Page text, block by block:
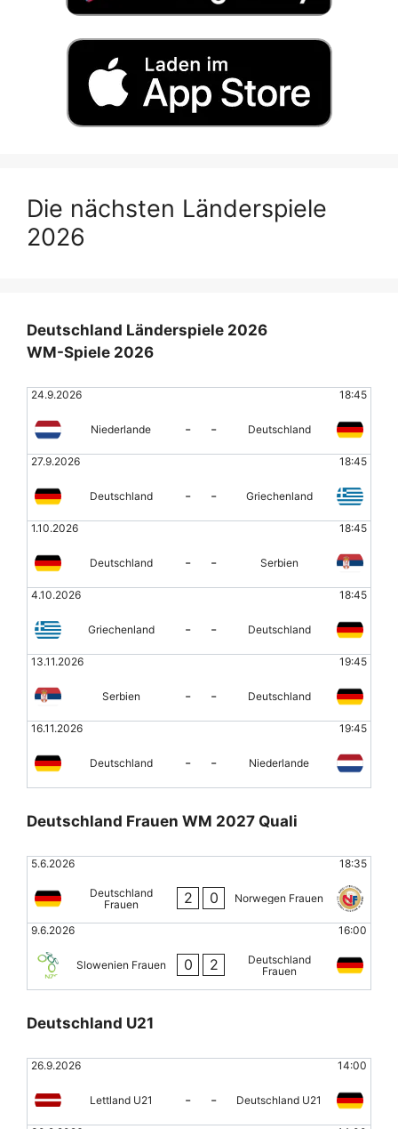
Die nächsten Länderspiele
2026
Deutschland Länderspiele 2026
WM-Spiele 2026
24.9.2026 18:45
Niederlande - - Deutschland
27.9.2026 18:45
Deutschland - - Griechenland
1.10.2026 18:45
Deutschland - - Serbien
4.10.2026 18:45
Griechenland - - Deutschland
13.11.2026 19:45
Serbien - - Deutschland
16.11.2026 19:45
Deutschland - - Niederlande
Deutschland Frauen WM 2027 Quali
5.6.2026 18:35
Deutschland
Frauen
2 0 Norwegen Frauen
9.6.2026 16:00
Slowenien Frauen 0 2
Deutschland
Frauen
Deutschland U21
26.9.2026 14:00
Lettland U21 - - Deutschland U21